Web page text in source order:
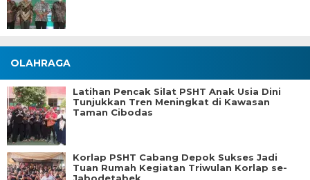
OLAHRAGA
Latihan Pencak Silat PSHT Anak Usia Dini
Tunjukkan Tren Meningkat di Kawasan
Taman Cibodas
Korlap PSHT Cabang Depok Sukses Jadi
Tuan Rumah Kegiatan Triwulan Korlap se-